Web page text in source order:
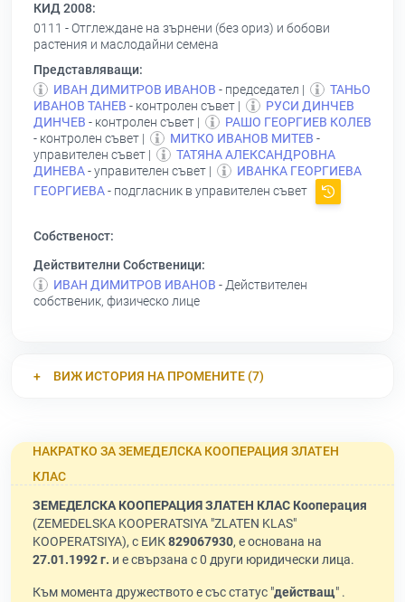
КИД 2008:
0111 - Отглеждане на зърнени (без ориз) и бобови
растения и маслодайни семена
Представляващи:
ИВАН ДИМИТРОВ ИВАНОВ - председател |
ТАНЬО
ИВАНОВ ТАНЕВ - контролен съвет |
РУСИ ДИНЧЕВ
ДИНЧЕВ - контролен съвет |
РАШО ГЕОРГИЕВ КОЛЕВ
- контролен съвет |
МИТКО ИВАНОВ МИТЕВ -
управителен съвет |
ТАТЯНА АЛЕКСАНДРОВНА
ДИНЕВА- управителен съвет |
ИВАНКА ГЕОРГИЕВА
ГЕОРГИЕВА- подгласник в управителен съвет
Собственост:
Действителни Собственици:
ИВАН ДИМИТРОВ ИВАНОВ - Действителен
собственик, физическо лице
ВИЖ ИСТОРИЯ НА ПРОМЕНИТЕ (7)
НАКРАТКО ЗА ЗЕМЕДЕЛСКА КООПЕРАЦИЯ ЗЛАТЕН
КЛАС
ЗЕМЕДЕЛСКА КООПЕРАЦИЯ ЗЛАТЕН КЛАС Кооперация
(ZEMEDELSKA KOOPERATSIYA "ZLATEN KLAS"
KOOPERATSIYA), с ЕИК829067930, е основана на
27.01.1992 г. и е свързана с 0 други юридически лица.
Към момента дружеството е със статус "действащ" .